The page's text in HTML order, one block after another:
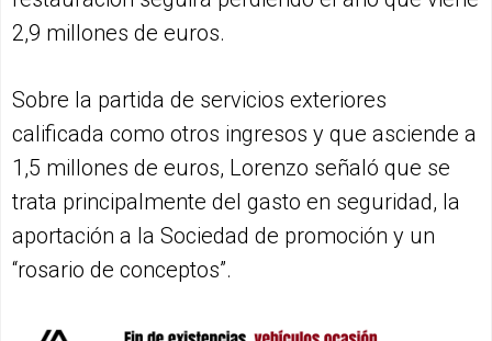
2,9 millones de euros.
Sobre la partida de servicios exteriores
calificada como otros ingresos y que asciende a
1,5 millones de euros, Lorenzo señaló que se
trata principalmente del gasto en seguridad, la
aportación a la Sociedad de promoción y un
“rosario de conceptos”.